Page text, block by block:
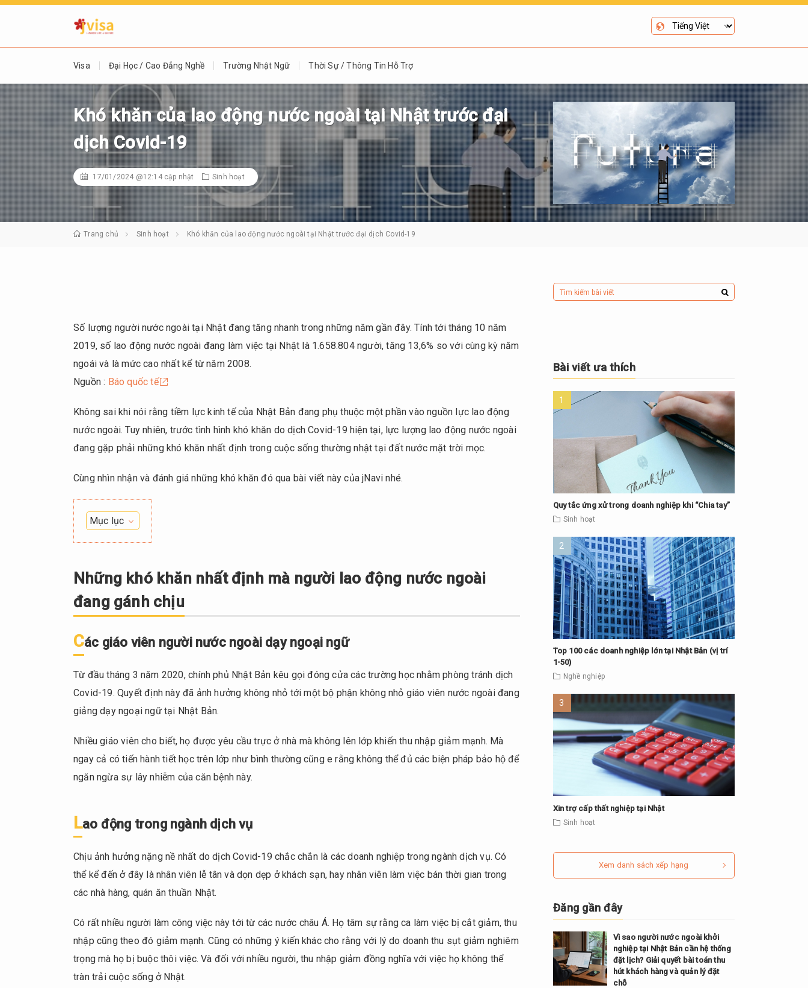
Visa Đại Học / Cao Đẳng Nghề Trường Nhật Ngữ Thời Sự / Thông Tin Hỗ Trợ
Khó khăn của lao động nước ngoài tại Nhật trước đại
dịch Covid-19
17/01/2024 @12:14cập nhật Sinh hoạt
Trang chủ Sinh hoạt Khó khăn của lao động nước ngoài tại Nhật trước đại dịch Covid-19
Số lượng người nước ngoài tại Nhật đang tăng nhanh trong những năm gần đây. Tính tới tháng 10 năm
2019, số lao động nước ngoài đang làm việc tại Nhật là 1.658.804 người, tăng 13,6% so với cùng kỳ năm
ngoái và là mức cao nhất kể từ năm 2008.
Nguồn : Báo quốc tế
Không sai khi nói rằng tiềm lực kinh tế của Nhật Bản đang phụ thuộc một phần vào nguồn lực lao động
nước ngoài. Tuy nhiên, trước tình hình khó khăn do dịch Covid-19 hiện tại, lực lượng lao động nước ngoài
đang gặp phải những khó khăn nhất định trong cuộc sống thường nhật tại đất nước mặt trời mọc.
Cùng nhìn nhận và đánh giá những khó khăn đó qua bài viết này của jNavi nhé.
Mục lục
1.
khó
khăn
nhất
định
người
động
nước
đang
chịu
Các
người
ngoài
dạy
ngữ
1.2.
động
trong
ngành
Những khó khăn nhất định mà người lao động nước ngoài
đang gánh chịu
Các giáo viên người nước ngoài dạy ngoại ngữ
Từ đầu tháng 3 năm 2020, chính phủ Nhật Bản kêu gọi đóng cửa các trường học nhằm phòng tránh dịch
Covid-19. Quyết định này đã ảnh hưởng không nhỏ tới một bộ phận không nhỏ giáo viên nước ngoài đang
giảng dạy ngoại ngữ tại Nhật Bản.
Nhiều giáo viên cho biết, họ được yêu cầu trực ở nhà mà không lên lớp khiến thu nhập giảm mạnh. Mà
ngay cả có tiến hành tiết học trên lớp như bình thường cũng e rằng không thể đủ các biện pháp bảo hộ để
ngăn ngừa sự lây nhiễm của căn bệnh này.
Lao động trong ngành dịch vụ
Chịu ảnh hưởng nặng nề nhất do dịch Covid-19 chắc chắn là các doanh nghiệp trong ngành dịch vụ. Có
thể kể đến ở đây là nhân viên lễ tân và dọn dẹp ở khách sạn, hay nhân viên làm việc bán thời gian trong
các nhà hàng, quán ăn thuần Nhật.
Có rất nhiều người làm công việc này tới từ các nước châu Á. Họ tâm sự rằng ca làm việc bị cắt giảm, thu
nhập cũng theo đó giảm mạnh. Cũng có những ý kiến khác cho rằng với lý do doanh thu sụt giảm nghiêm
trọng mà họ bị buộc thôi việc. Và đối với nhiều người, thu nhập giảm đồng nghĩa với việc họ không thể
tràn trải cuộc sống ở Nhật.
Bài viết ưa thích
Quy tắc ứng xử trong doanh nghiệp khi “Chia tay”
Sinh hoạt
Top 100 các doanh nghiệp lớn tại Nhật Bản (vị trí
1-50)
Nghề nghiệp
Xin trợ cấp thất nghiệp tại Nhật
Sinh hoạt
Xem danh sách xếp hạng
Đăng gần đây
Vì sao người nước ngoài khởi
nghiệp tại Nhật Bản cần hệ thống
đặt lịch? Giải quyết bài toán thu
hút khách hàng và quản lý đặt
chỗ